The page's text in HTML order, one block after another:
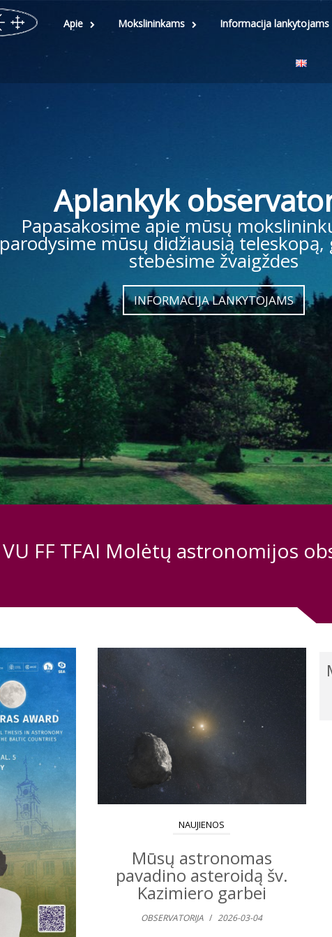
Apie Mokslininkams Informacija lankytojams
Aplankyk
Papasakosime apie mūsų
parodysime mūsų didžiausią
stebėsime žvaigždes
INFORMACIJA LANKYTOJAMS
VU FF TFAI Molėtų astronomijos
NAUJIENOS
Mūsų astronomas
pavadino asteroidą šv.
Kazimiero garbei
OBSERVATORIJA / 2026-03-04